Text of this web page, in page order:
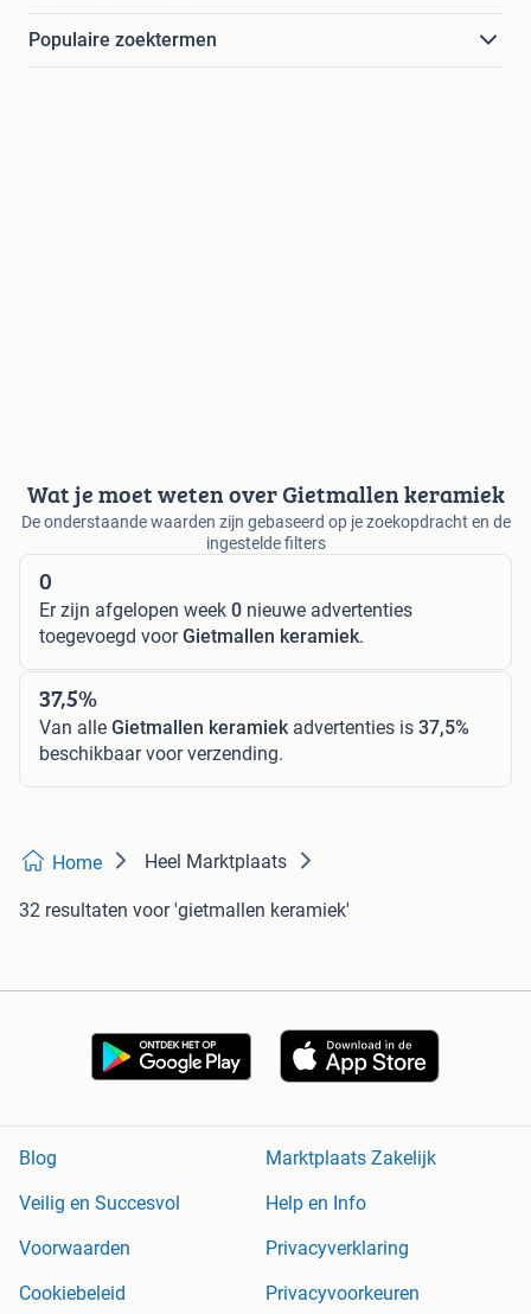
Populaire zoektermen
Wat je moet weten over Gietmallen keramiek
De onderstaande waarden zijn gebaseerd op je zoekopdracht en de
ingestelde filters
0
Er zijn afgelopen week 0 nieuwe advertenties
toegevoegd voorGietmallen keramiek.
37,5%
Van alle Gietmallen keramiekadvertenties is 37,5%
beschikbaar voor verzending.
Home Heel Marktplaats
32 resultaten voor 'gietmallen keramiek'
Blog
Marktplaats Zakelijk
Veilig en Succesvol
Help en Info
Voorwaarden
Privacyverklaring
Cookiebeleid
Privacyvoorkeuren